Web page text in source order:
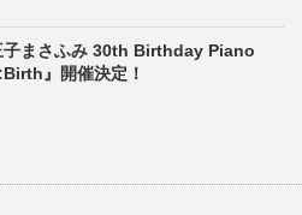
子まさふみ 30th Birthday Piano
』開催決定！